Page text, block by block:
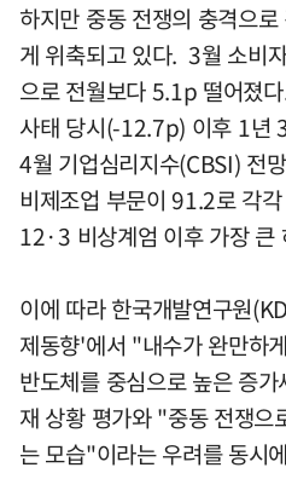
하지만 중동 전쟁의 충격으
게 위축되고 있다. 3월 소비
으로 전월보다 5.1p 떨어졌
사태 당시(-12.7p) 이후 1년
4월 기업심리지수(CBSI) 전
비제조업 부문이 91.2로 각
12·3 비상계엄 이후 가장 큰
이에 따라 한국개발연구원
제동향'에서 "내수가 완만하
반도체를 중심으로 높은 증
재 상황 평가와 "중동 전쟁으
는 모습"이라는 우려를 동시